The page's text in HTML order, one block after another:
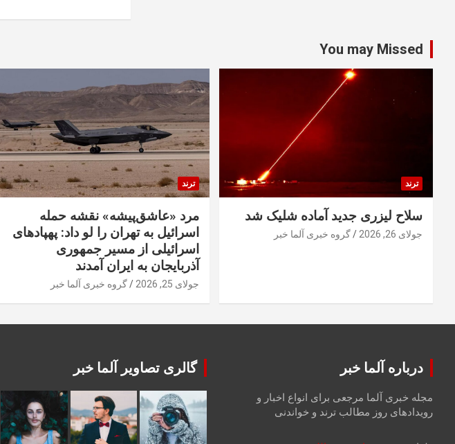
You may Missed
ترند
سلاح لیزری جدید آماده شلیک شد
جولای 26, 2026 گروه خبری آلما خبر
ترند
مرد «عاشق‌پیشه» نقشه حمله
اسرائیل به تهران را لو داد: پهپادهای
اسرائیلی از مسیر جمهوری
آذربایجان به ایران آمدند
جولای 25, 2026 گروه خبری آلما خبر
درباره آلما خبر
مجله خبری آلما مرجعی برای انواع اخبار و
رویدادهای روز مطالب ترند و خواندنی
گالری تصاویر آلما خبر